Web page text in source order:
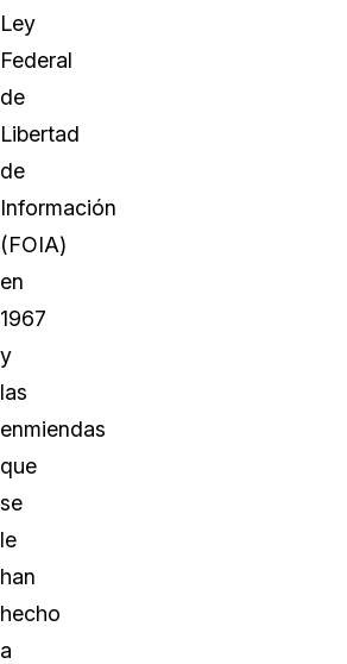
Ley
Federal
de
Libertad
de
Información
(FOIA)
en
1967
y
las
enmiendas
que
se
le
han
hecho
a